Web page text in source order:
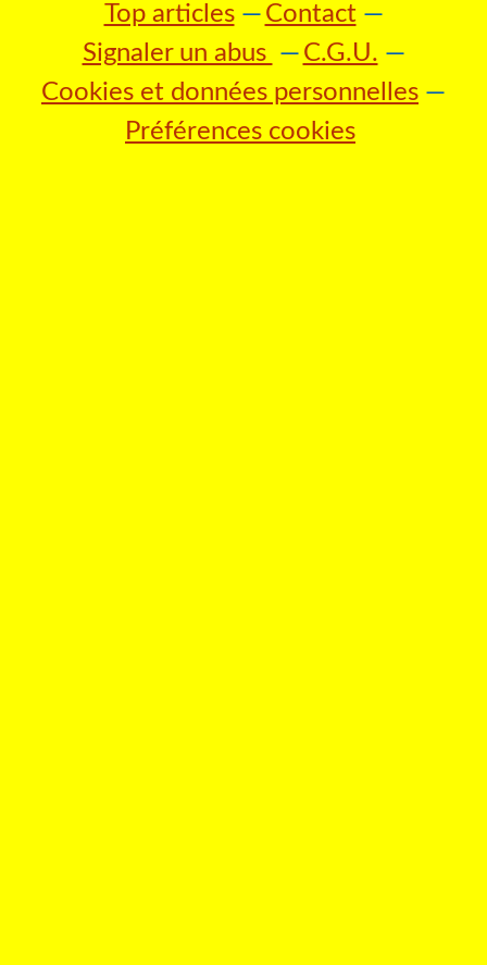
Top articles
Contact
Signaler un abus
C.G.U.
Cookies et données personnelles
Préférences cookies